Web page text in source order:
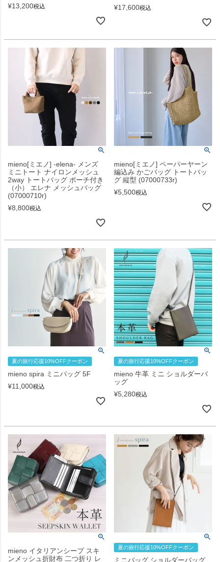
¥13,200税込
¥17,600税込
mieno[ミエノ] -elena- メンズ
ミニトート ナイロンメッシュ
2way トートバッグ ポーチ付き
（小） エレナ メッシュバッグ
(07000710r)
¥8,800税込
mieno[ミエノ] ペーパーヤーン
編込み かごバッグ トートバッ
グ 縦型 (07000733r)
¥5,500税込
夏の旅行応援10%OFFクーポン
mieno spira ミニバッグ 5F
¥11,000税込
夏の旅行応援10%OFFクーポン
mieno 牛革 ミニ ショルダーバ
ッグ
¥5,280税込
mieno イタリアンシープ スキ
ンメッシュ折財布 二つ折り レ
夏の旅行応援10%OFFクーポン
ミニバッグ ショルダーバッグ